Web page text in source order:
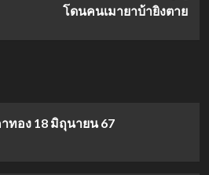
โดนคนเมายาบ้ายิงตาย
ทอง 18 มิถุนายน 67